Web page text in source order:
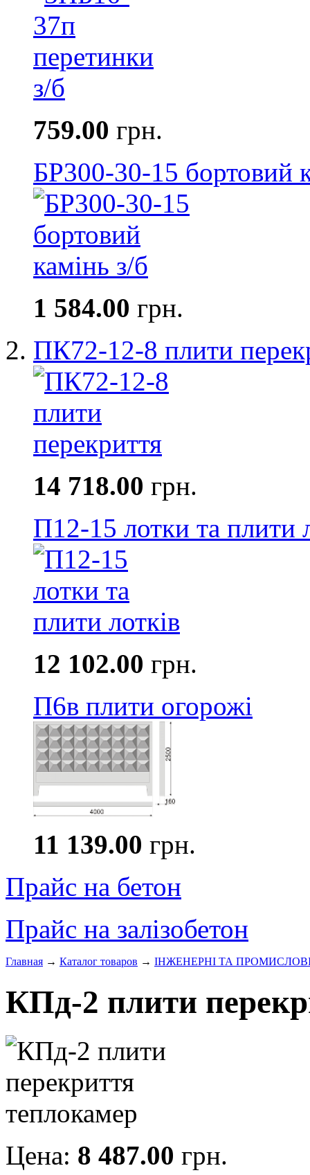
759.00 грн.
БР300-30-15 бортовий
1 584.00 грн.
ПК72-12-8 плити
14 718.00 грн.
П12-15 лотки та плити
12 102.00 грн.
П6в плити огорожі
11 139.00 грн.
Прайс на бетон
Прайс на залізобетон
Главная → Каталог товаров → ІНЖЕНЕРНІ ТА
КПд-2 плити
Цена: 8 487.00 грн.